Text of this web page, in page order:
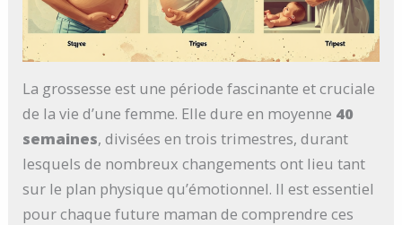
La grossesse est une période fascinante et cruciale
de la vie d’une femme. Elle dure en moyenne 40
semaines, divisées en trois trimestres, durant
lesquels de nombreux changements ont lieu tant
sur le plan physique qu’émotionnel. Il est essentiel
pour chaque future maman de comprendre ces